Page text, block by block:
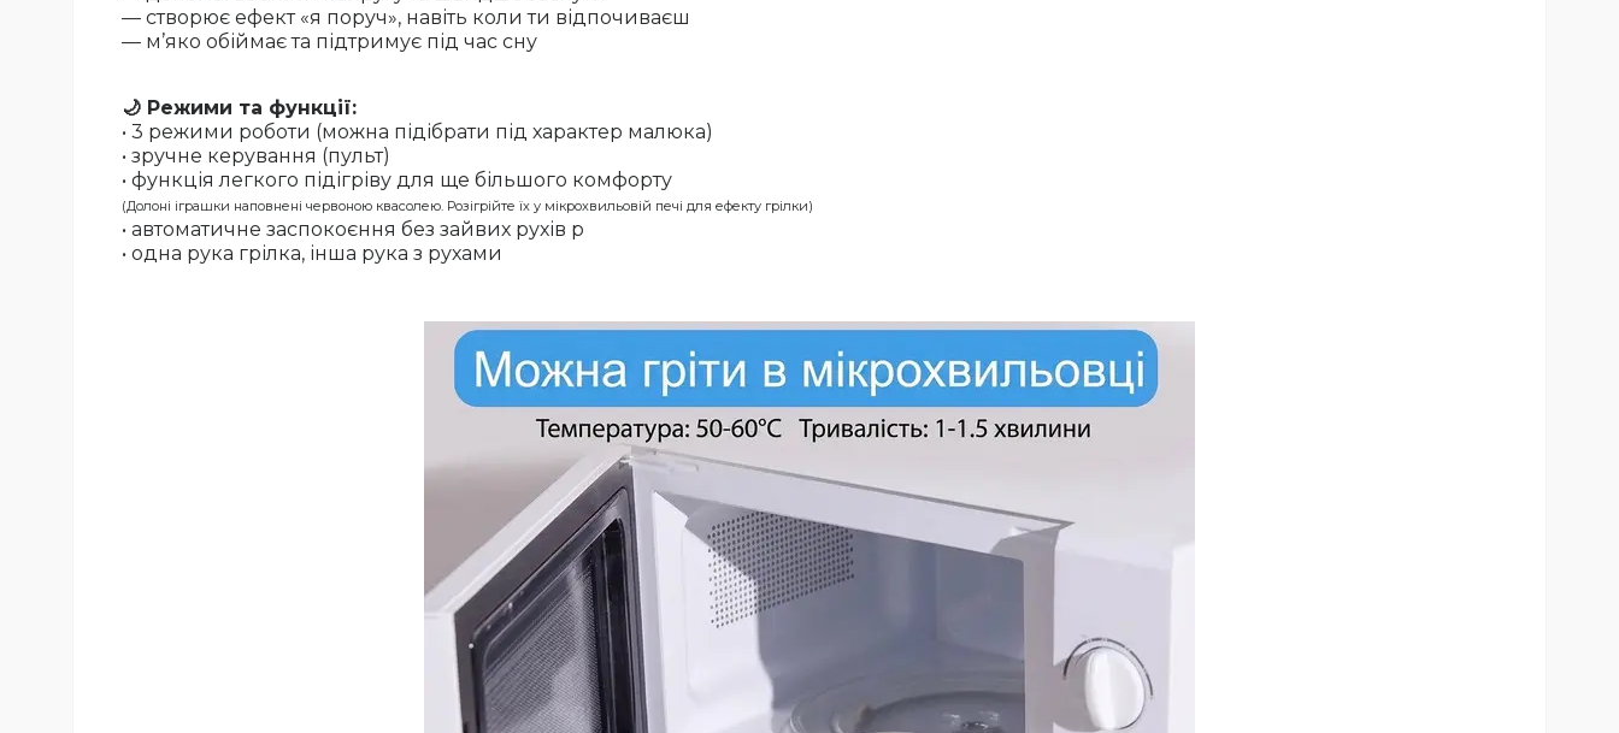
— створює ефект «я поруч», навіть коли ти відпочиваєш
— м’яко обіймає та підтримує під час сну
🌙 Режими та функції:
• 3 режими роботи (можна підібрати під характер малюка)
• зручне керування (пульт)
• функція легкого підігріву для ще більшого комфорту
(Долоні іграшки наповнені червоною квасолею. Розігрійте їх у мікрохвильовій печі для ефекту грілки)
• автоматичне заспокоєння без зайвих рухів р
• одна рука грілка, інша рука з рухами